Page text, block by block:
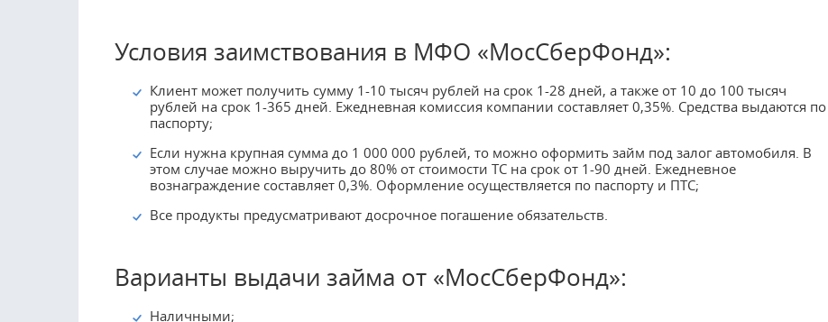
Условия заимствования в МФО «МосСберФонд»:
Клиент может получить сумму 1-10 тысяч рублей на срок 1-28 дней, а также от 10 до 100 тысяч
рублей на срок 1-365 дней. Ежедневная комиссия компании составляет 0,35%. Средства выдаются по
паспорту;
Если нужна крупная сумма до 1 000 000 рублей, то можно оформить займ под залог автомобиля. В
этом случае можно выручить до 80% от стоимости ТС на срок от 1-90 дней. Ежедневное
вознаграждение составляет 0,3%. Оформление осуществляется по паспорту и ПТС;
Все продукты предусматривают досрочное погашение обязательств.
Варианты выдачи займа от «МосСберФонд»:
Наличными;